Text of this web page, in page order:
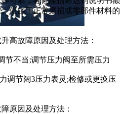
但由于正常磨损或零部件材料的
高故障原因及处理方法：
节不当;调节压力阀至所需压力
调节阔3压力表灵;检修或更换压
原因及处理方法：